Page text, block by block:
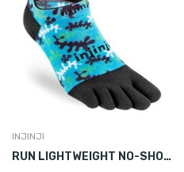
INJINJI
RUN LIGHTWEIGHT NO-SHOW